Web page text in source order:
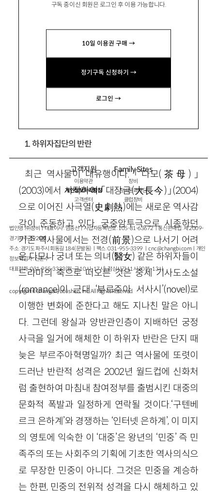
구독 중이신 회원은 로그인 후 이용 가능합니다.
10일 이용권 구매 →
정기구독 신청하기 →
로그인 →
최원식崔元植
문학평론가, 인하대 인문학부 교수. 저서로 『문
ps919@hanmail.net
1. 하위자집단의 반란
최근 역사물이 대유행이다. 「다모(茶母)」
(2003)에서 시작하여 「대장금(大長今)」(2004)
으로 이어진 사극열(史劇熱)에는 새로운 역사감
각이 준동하고 있다. 궁중암투극으로 시종하던
기존 역사물에서는 전경(前景)으로 나서기 어려
운 다모나 궁녀 또는 의녀(醫女) 같은 하위자들이
드라마의 축으로 떠오른 것은 중세 기사도소설
(romance)이 근대 ‘부르주아 서사시’(novel)로
이행한 변화에 준한다고 해도 지나친 말은 아니
다. 그런데 왕실과 양반관인층이 지배하던 궁정
사극을 일거에 해체한 이 하위자 반란은 단지 때
늦은 부르주아혁명일까? 최근 역사물에 또렷이
드러난 반란적 성격은 2002년 월드컵에 신화처
럼 출현하여 마침내 참여정부를 출범시킨 대중의
문화적 폭발과 일정하게 연락될 것이다.‘구텐베
르크 은하계’와 경쟁하는 ‘인터넷 은하계’, 이 미지
의 영토에 익숙한 이 ‘대중’은 왕년의 ‘민중’ 즉 민
족주의 또는 사회주의 기획에 기초한 역사의식으
로 무장한 민중이 아니다. 그것은 민중을 계승하
는 한편, 민중의 전위적 성격을 다시 해체하고 있
고객지원
이용약관
개인정보처리방침
고객센터
Family Sites
창비
창비문화재단
클럽창비
법인명 : ㈜창비ㅣ대표이사 : 염종선ㅣ사업자등록번호 : 105-81-63672ㅣ통신판매업 : 제 2009-
경기파주-1928호
주소 : 경기도 파주시 회동길 184(문발동)ㅣ팩스 : 031-955-3399 ㅣcnc@changbi.com ㅣ개인
정보책임자 : 신문수
대표전화 : 031-955-3333(월~금 10시~17시), 점심시간 11시 30분~13시
copyright © Changbi Publishers, inc. All Rights Reserved.